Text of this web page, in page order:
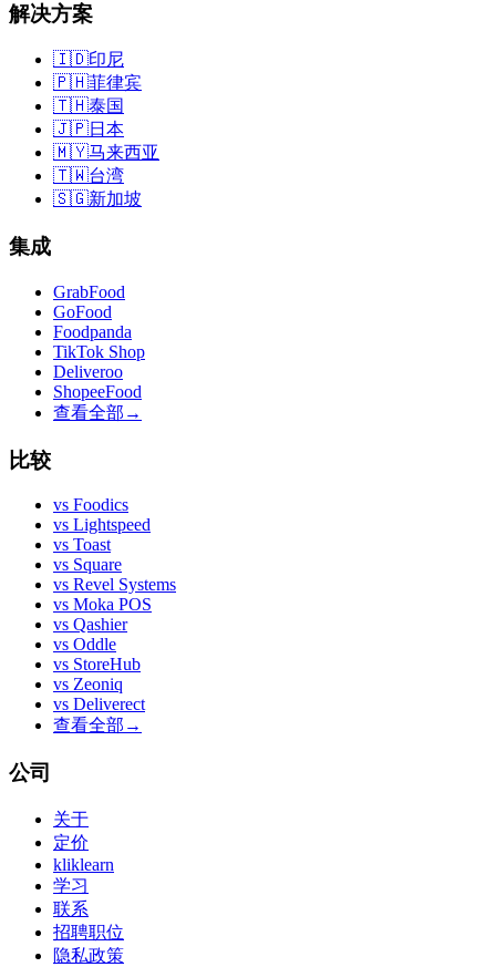
解决方案
🇮🇩印尼
🇵🇭菲律宾
🇹🇭泰国
🇯🇵日本
🇲🇾马来西亚
🇹🇼台湾
🇸🇬新加坡
集成
GrabFood
GoFood
Foodpanda
TikTok Shop
Deliveroo
ShopeeFood
查看全部 →
比较
vs Foodics
vs Lightspeed
vs Toast
vs Square
vs Revel Systems
vs Moka POS
vs Qashier
vs Oddle
vs StoreHub
vs Zeoniq
vs Deliverect
查看全部 →
公司
关于
定价
kliklearn
学习
联系
招聘职位
隐私政策